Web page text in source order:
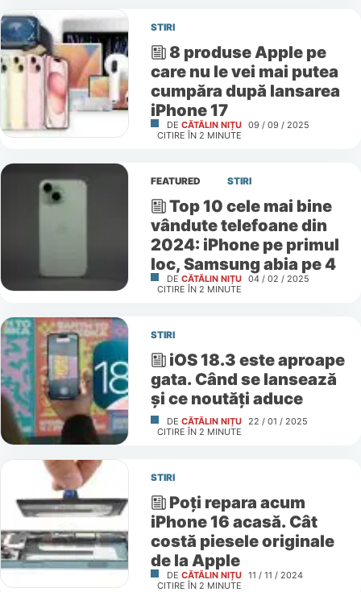
STIRI
8 produse Apple pe
care nu le vei mai putea
cumpăra după lansarea
iPhone 17
DE CĂTĂLIN NIȚU 09 / 09 / 2025
CITIRE ÎN 2 MINUTE
FEATURED STIRI
Top 10 cele mai bine
vândute telefoane din
2024: iPhone pe primul
loc, Samsung abia pe 4
DE CĂTĂLIN NIȚU 04 / 02 / 2025
CITIRE ÎN 2 MINUTE
STIRI
iOS 18.3 este aproape
gata. Când se lansează
și ce noutăți aduce
DE CĂTĂLIN NIȚU 22 / 01 / 2025
CITIRE ÎN 2 MINUTE
STIRI
Poți repara acum
iPhone 16 acasă. Cât
costă piesele originale
de la Apple
DE CĂTĂLIN NIȚU 11 / 11 / 2024
CITIRE ÎN 2 MINUTE